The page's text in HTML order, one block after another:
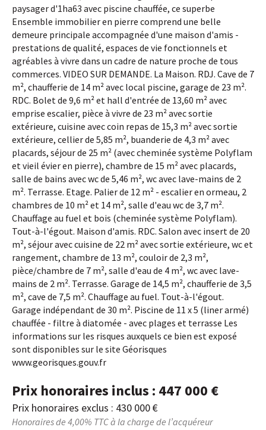
paysager d'1ha63 avec piscine chauffée, ce superbe
Ensemble immobilier en pierre comprend une belle
demeure principale accompagnée d'une maison d'amis -
prestations de qualité, espaces de vie fonctionnels et
agréables à vivre dans un cadre de nature proche de tous
commerces. VIDEO SUR DEMANDE. La Maison. RDJ. Cave de 7
m², chaufferie de 14 m² avec local piscine, garage de 23 m².
RDC. Bolet de 9,6 m² et hall d'entrée de 13,60 m² avec
emprise escalier, pièce à vivre de 23 m² avec sortie
extérieure, cuisine avec coin repas de 15,3 m² avec sortie
extérieure, cellier de 5,85 m², buanderie de 4,3 m² avec
placards, séjour de 25 m² (avec cheminée système Polyflam
et vieil évier en pierre), chambre de 15 m² avec placards,
salle de bains avec wc de 5,46 m², wc avec lave-mains de 2
m². Terrasse. Etage. Palier de 12 m² - escalier en ormeau, 2
chambres de 10 m² et 14 m², salle d'eau wc de 3,7 m².
Chauffage au fuel et bois (cheminée système Polyflam).
Tout-à-l'égout. Maison d'amis. RDC. Salon avec insert de 20
m², séjour avec cuisine de 22 m² avec sortie extérieure, wc et
rangement, chambre de 13 m², couloir de 2,3 m²,
pièce/chambre de 7 m², salle d'eau de 4 m², wc avec lave-
mains de 2 m². Terrasse. Garage de 14,5 m², chaufferie de 3,5
m², cave de 7,5 m². Chauffage au fuel. Tout-à-l'égout.
Garage indépendant de 30 m². Piscine de 11 x 5 (liner armé)
chauffée - filtre à diatomée - avec plages et terrasse Les
informations sur les risques auxquels ce bien est exposé
sont disponibles sur le site Géorisques
www.georisques.gouv.fr
Prix honoraires inclus : 447 000 €
Prix honoraires exclus : 430 000 €
Honoraires de 4,00% TTC à la charge de l’acquéreur